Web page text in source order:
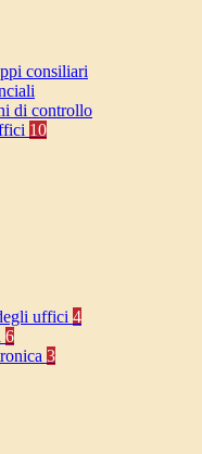
consiliari
di controllo
10
uffici 4
6
3